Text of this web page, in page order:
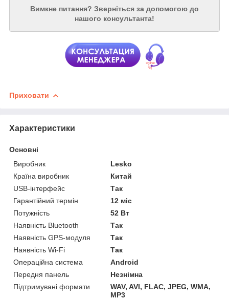
Вимкне питання? Зверніться за допомогою до
нашого консультанта!
Приховати
Характеристики
Основні
Виробник
Lesko
Країна виробник
Китай
USB-інтерфейс
Так
Гарантійний термін
12 міс
Потужність
52 Вт
Наявність Bluetooth
Так
Наявність GPS-модуля
Так
Наявність Wi-Fi
Так
Операційна система
Android
Передня панель
Незнімна
Підтримувані формати
WAV, AVI, FLAC, JPEG, WMA,
MP3